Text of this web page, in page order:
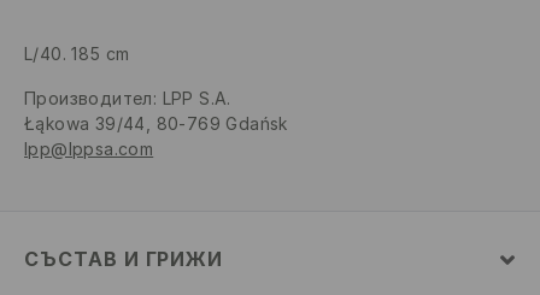
L/40. 185 cm
Производител: LPP S.A.
Łąkowa 39/44, 80-769 Gdańsk
lpp@lppsa.com
СЪСТАВ И ГРИЖИ